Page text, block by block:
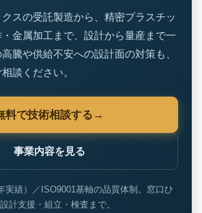
スの受託製造から、精密プラスチッ
金属加工まで、設計から量産まで一
騰や供給不安への設計面の対策も、
談ください。
料で技術相談する
事業内容を見る
実績）／ISO9001基軸の品質体制。窓口ひ
計支援・組立・検査まで。